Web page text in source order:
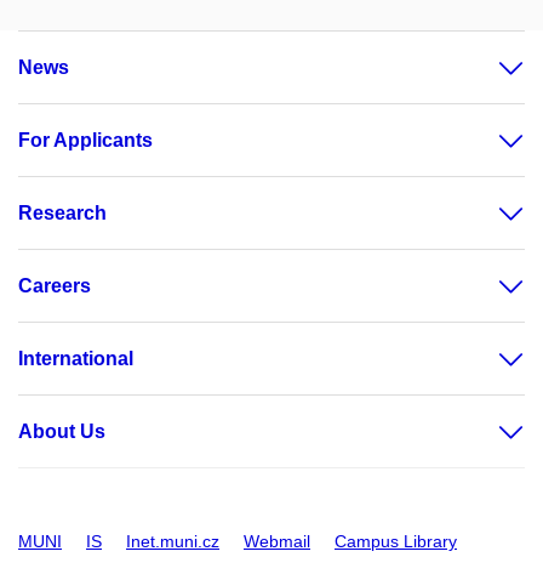
News
For Applicants
Research
Careers
International
About Us
MUNI IS Inet.muni.cz Webmail Campus Library